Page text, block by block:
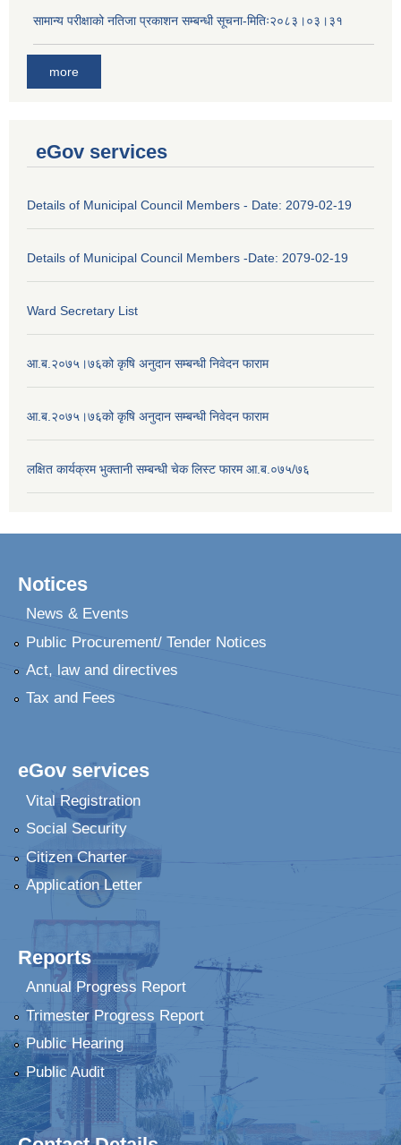
सामान्य परीक्षाको नतिजा प्रकाशन सम्बन्धी सूचना-मितिः२०८३।०३।३१
more
eGov services
Details of Municipal Council Members - Date: 2079-02-19
Details of Municipal Council Members -Date: 2079-02-19
Ward Secretary List
आ.ब.२०७५।७६को कृषि अनुदान सम्बन्धी निवेदन फाराम
आ.ब.२०७५।७६को कृषि अनुदान सम्बन्धी निवेदन फाराम
लक्षित कार्यक्रम भुक्तानी सम्बन्धी चेक लिस्ट फारम आ.ब.०७५/७६
Notices
News & Events
Public Procurement/ Tender Notices
Act, law and directives
Tax and Fees
eGov services
Vital Registration
Social Security
Citizen Charter
Application Letter
Reports
Annual Progress Report
Trimester Progress Report
Public Hearing
Public Audit